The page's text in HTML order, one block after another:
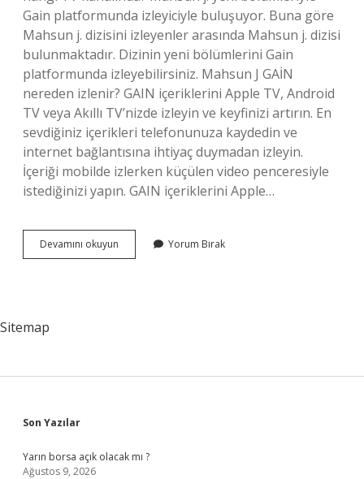
Gain platformunda izleyiciyle buluşuyor. Buna göre
Mahsun j. dizisini izleyenler arasında Mahsun j. dizisi
bulunmaktadır. Dizinin yeni bölümlerini Gain
platformunda izleyebilirsiniz. Mahsun J GAİN
nereden izlenir? GAIN içeriklerini Apple TV, Android
TV veya Akıllı TV’nizde izleyin ve keyfinizi artırın. En
sevdiğiniz içerikleri telefonunuza kaydedin ve
internet bağlantısına ihtiyaç duymadan izleyin.
İçeriği mobilde izlerken küçülen video penceresiyle
istediğinizi yapın. GAIN içeriklerini Apple…
Devamını okuyun
J
Yorum Bırak
Sitemap
Sidebar
Son Yazılar
Yarın borsa açık olacak mı ?
Ağustos 9, 2026